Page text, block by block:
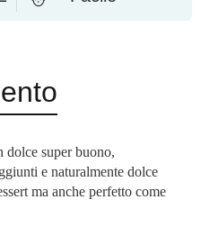
dolce super buono,
e naturalmente dolce
ma anche perfetto come